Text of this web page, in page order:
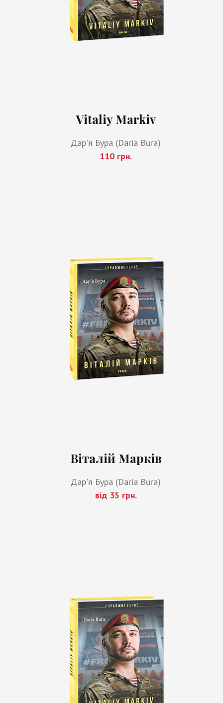
Vitaliy Markiv
Дар'я Бура (Daria Bura)
110 грн.
Віталій Марків
Дар'я Бура (Daria Bura)
від 35 грн.